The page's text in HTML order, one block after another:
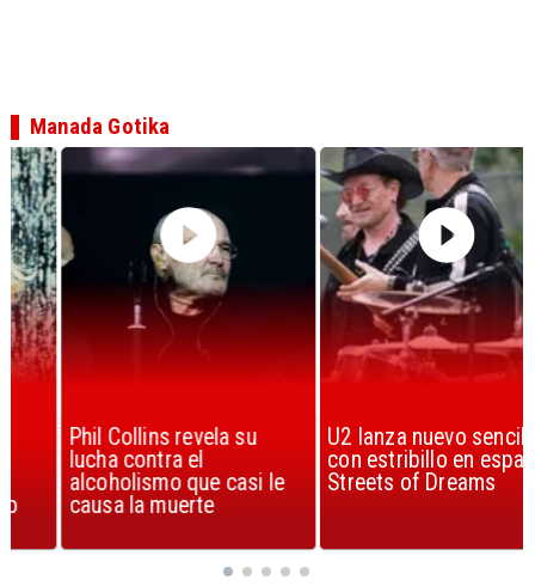
Phil Collins revela su
lucha contra el
alcoholismo que casi le
causa la muerte
U2 lanza nuevo sencillo
con estribillo en español:
Streets of Dreams
Manada Gotika